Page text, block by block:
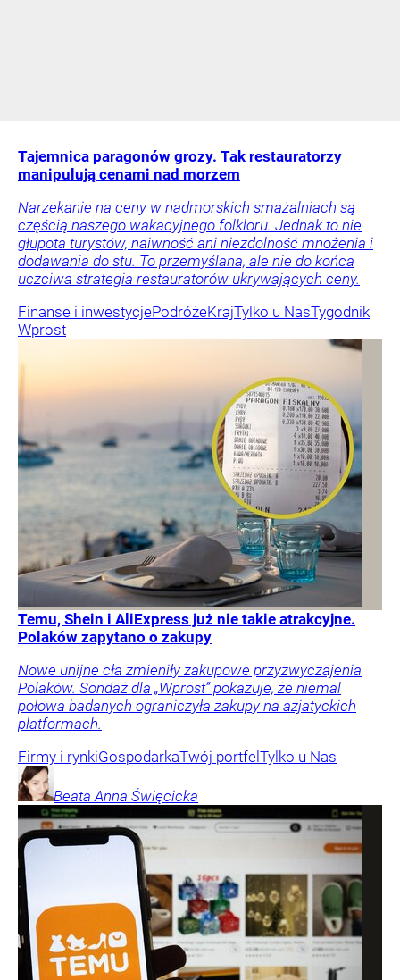
Tajemnica paragonów grozy. Tak restauratorzy
manipulują cenami nad morzem
Narzekanie na ceny w nadmorskich smażalniach są
częścią naszego wakacyjnego folkloru. Jednak to nie
głupota turystów, naiwność ani niezdolność mnożenia i
dodawania do stu. To przemyślana, ale nie do końca
uczciwa strategia restauratorów ukrywających ceny.
Finanse i inwestycjePodróżeKrajTylko u NasTygodnik
Wprost
Temu, Shein i AliExpress już nie takie atrakcyjne.
Polaków zapytano o zakupy
Nowe unijne cła zmieniły zakupowe przyzwyczajenia
Polaków. Sondaż dla „Wprost” pokazuje, że niemal
połowa badanych ograniczyła zakupy na azjatyckich
platformach.
Firmy i rynkiGospodarkaTwój portfelTylko u Nas
Beata Anna Święcicka